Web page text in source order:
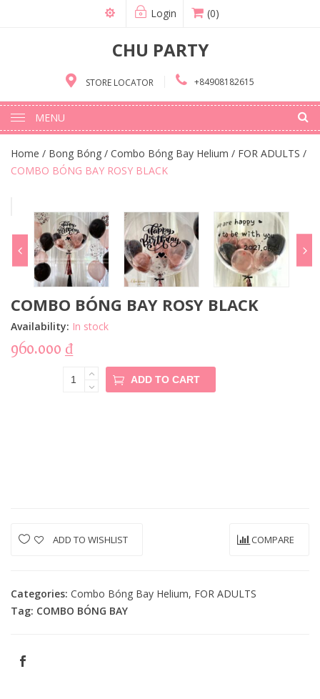
Login (0)
CHU PARTY
STORE LOCATOR +84908182615
MENU
Home / Bong Bóng / Combo Bóng Bay Helium / FOR ADULTS /
COMBO BÓNG BAY ROSY BLACK
COMBO BÓNG BAY ROSY BLACK
Availability: In stock
960.000 ₫
ADD TO CART
ADD TO WISHLIST COMPARE
Categories: Combo Bóng Bay Helium, FOR ADULTS
Tag: COMBO BÓNG BAY